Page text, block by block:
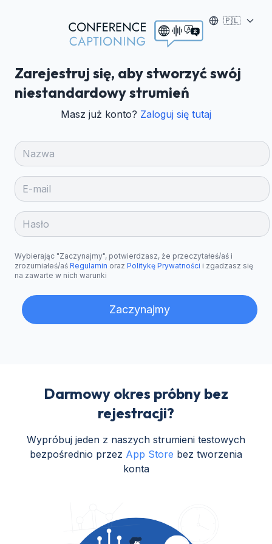
🇵🇱
Zarejestruj się, aby stworzyć swój
niestandardowy strumień
Masz już konto? Zaloguj się tutaj
Wybierając "Zaczynajmy", potwierdzasz, że przeczytałeś/aś i
zrozumiałeś/aś Regulamin oraz Politykę Prywatności i zgadzasz się
na zawarte w nich warunki
Zaczynajmy
Darmowy okres próbny bez
rejestracji?
Wypróbuj jeden z naszych strumieni testowych
bezpośrednio przez App Store bez tworzenia
konta